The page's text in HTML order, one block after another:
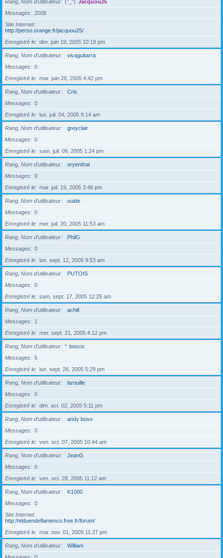
Rang, Nom d’utilisateur (°_°) Jacquou25
Messages
2008
Site Internet
http://perso.orange.fr/jacquou25/
Enregistré le
dim. juin 19, 2005 10:18 pm
Rang, Nom d’utilisateur
vivaguitarra
Messages
0
Enregistré le
mar. juin 28, 2005 4:42 pm
Rang, Nom d’utilisateur
Cris
Messages
0
Enregistré le
lun. juil. 04, 2005 9:14 am
Rang, Nom d’utilisateur
greyclair
Messages
0
Enregistré le
sam. juil. 09, 2005 1:24 pm
Rang, Nom d’utilisateur
oryenthal
Messages
0
Enregistré le
mar. juil. 19, 2005 3:46 pm
Rang, Nom d’utilisateur
ouide
Messages
0
Enregistré le
mer. juil. 20, 2005 11:53 am
Rang, Nom d’utilisateur
PhilG
Messages
0
Enregistré le
lun. sept. 12, 2005 9:53 am
Rang, Nom d’utilisateur
PUTOIS
Messages
0
Enregistré le
sam. sept. 17, 2005 12:25 am
Rang, Nom d’utilisateur
achill
Messages
1
Enregistré le
mer. sept. 21, 2005 4:12 pm
Rang, Nom d’utilisateur * bosco
Messages
5
Enregistré le
lun. sept. 26, 2005 5:29 pm
Rang, Nom d’utilisateur
larouille
Messages
0
Enregistré le
dim. oct. 02, 2005 5:11 pm
Rang, Nom d’utilisateur
andy boso
Messages
0
Enregistré le
ven. oct. 07, 2005 10:44 am
Rang, Nom d’utilisateur
JeanG
Messages
0
Enregistré le
ven. oct. 28, 2005 11:12 am
Rang, Nom d’utilisateur
K1000
Messages
0
Site Internet
http://elduendeflamenco.free.fr/forum/
Enregistré le
mar. nov. 01, 2005 11:27 pm
Rang, Nom d’utilisateur
William